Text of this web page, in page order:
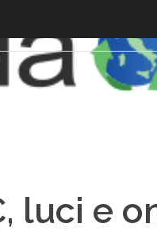
luci e